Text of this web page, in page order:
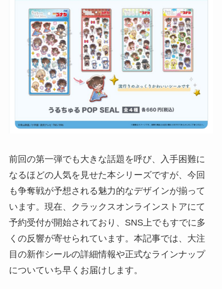
前回の第一弾でも大きな話題を呼び、入手困難に
なるほどの人気を見せた本シリーズですが、今回
も争奪戦が予想される魅力的なデザインが揃って
います。現在、クラックスオンラインストアにて
予約受付が開始されており、SNS上でもすでに多
くの反響が寄せられています。本記事では、大注
目の新作シールの詳細情報や正式なラインナップ
についていち早くお届けします。